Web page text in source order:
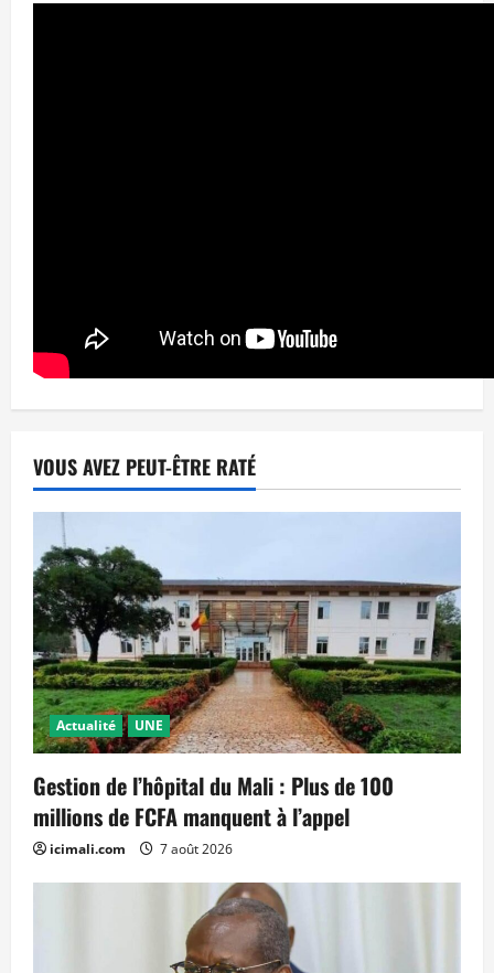
VOUS AVEZ PEUT-ÊTRE RATÉ
Actualité UNE
Gestion de l’hôpital du Mali : Plus de 100
millions de FCFA manquent à l’appel
icimali.com 7 août 2026